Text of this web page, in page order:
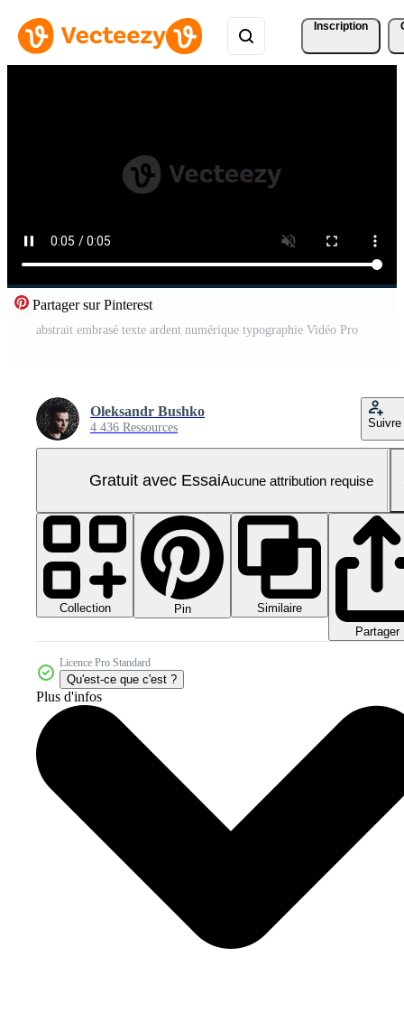
Inscription
Partager sur Pinterest
abstrait embrasé texte ardent numérique typographie Vidéo Pro
Oleksandr Bushko
4 436 Ressources Suivre
Gratuit avec EssaiAucune attribution requise
Collection Pin
Similaire
Partager
Licence Pro Standard
Qu'est-ce que c'est ?
Plus d'infos